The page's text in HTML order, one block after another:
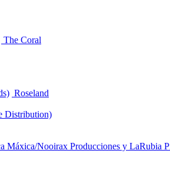
The Coral
Roseland
Distribution)
Máxica/Nooirax Producciones y LaRubia